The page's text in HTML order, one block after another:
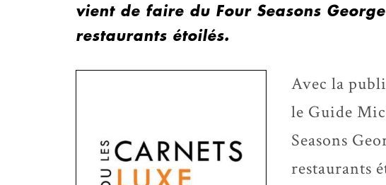
vient de faire du Four Seasons
restaurants étoilés.
Avec la
le Guide
Seasons
restaurants